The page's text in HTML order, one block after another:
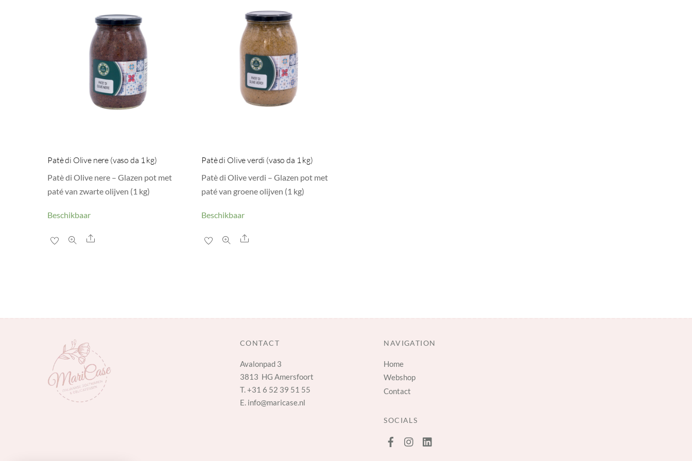
Patè di Olive nere (vaso da 1 kg)
Patè di Olive nere – Glazen pot met
paté van zwarte olijven (1 kg)
Beschikbaar
Share
Patè di Olive verdi (vaso da 1 kg)
Patè di Olive verdi – Glazen pot met
paté van groene olijven (1 kg)
Beschikbaar
Share
CONTACT
Avalonpad 3
3813 HG Amersfoort
T.+31 6 52 39 51 55
E. info@maricase.nl
NAVIGATION
Home
Webshop
Contact
SOCIALS